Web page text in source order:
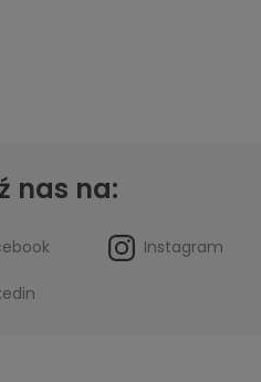
nas na:
Instagram